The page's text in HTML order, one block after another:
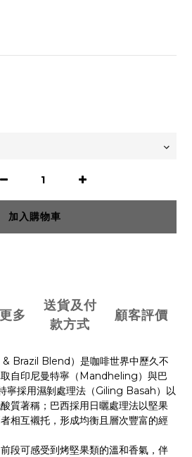
加入購物車
多
送貨及付
款方式
顧客評價
Brazil Blend ）是咖啡世界中歷久不
自印尼曼特寧（ Mandheling ）與巴
寧採用濕剝處理法（ Giling Basah ）以
質著稱；巴西採用日曬處理法以堅果
相互襯托，形成均衡且層次豐富的經
段可感受到烤堅果類的溫和香氣，伴